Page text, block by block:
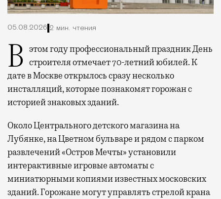
05.08.2026 2 мин. чтения
В этом году профессиональный праздник День строителя отмечает 70-летний юбилей. К
дате в Москве открылось сразу несколько
инсталляций, которые познакомят горожан с
историей знаковых зданий.
Около Центрального детского магазина на
Лубянке, на Цветном бульваре и рядом с парком
развлечений «Остров Мечты» установили
интерактивные игровые автоматы с
миниатюрными копиями известных московских
зданий. Горожане могут управлять стрелой крана